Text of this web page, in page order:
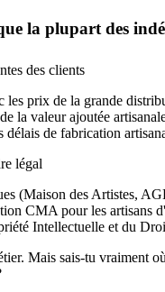
la plupart des
des clients
les prix de la grande
la valeur ajoutée
délais de fabrication
légal
(Maison des Artistes,
CMA pour les artisans
Intellectuelle et du
Mais sais-tu vraiment